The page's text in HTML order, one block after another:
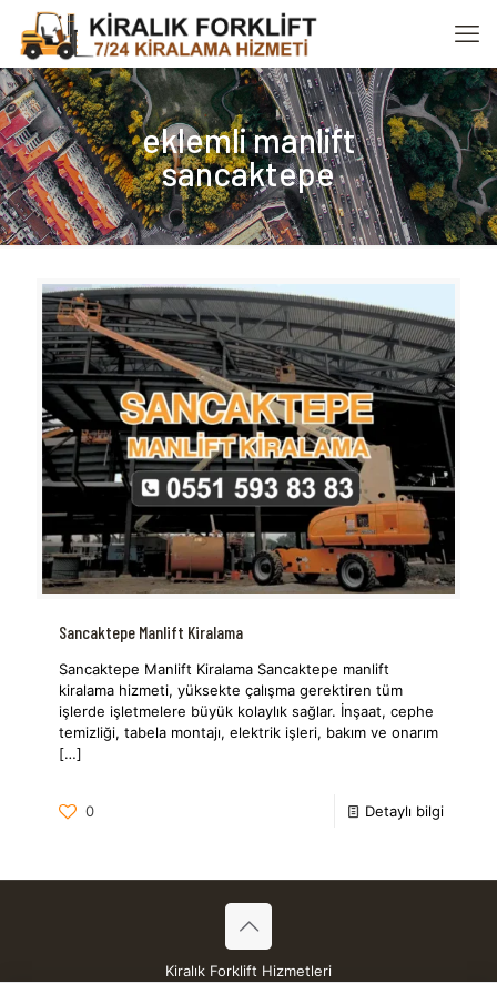
eklemli manlift
sancaktepe
Sancaktepe Manlift Kiralama
Sancaktepe Manlift Kiralama Sancaktepe manlift
kiralama hizmeti, yüksekte çalışma gerektiren tüm
işlerde işletmelere büyük kolaylık sağlar. İnşaat, cephe
temizliği, tabela montajı, elektrik işleri, bakım ve onarım
[…]
0 Detaylı bilgi
Kiralık Forklift Hizmetleri